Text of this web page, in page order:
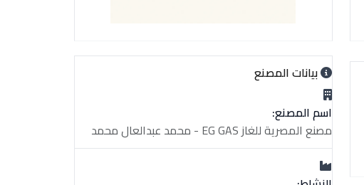
بيانات المصنع
اسم المصنع:
مصنع المصرية للغاز EG GAS - محمد عبدالعال محمد